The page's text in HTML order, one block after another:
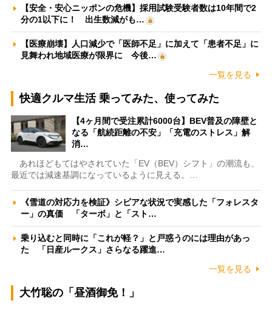
【安全・安心ニッポンの危機】採用試験受験者数は10年間で2
分の1以下に！ 出生数減がも…
【医療崩壊】人口減少で「医師不足」に加えて「患者不足」に
見舞われ地域医療が限界に 今後…
一覧を見る
快適クルマ生活 乗ってみた、使ってみた
【4ヶ月間で受注累計6000台】BEV普及の障壁と
なる「航続距離の不安」「充電のストレス」解
消…
あれほどもてはやされていた「EV（BEV）シフト」の潮流も、
最近では減速基調になっているように見える。…
《雪道の対応力を検証》シビアな状況で実感した「フォレスタ
ー」の真価 「ターボ」と「スト…
乗り込むと同時に「これが軽？」と戸惑うのには理由があっ
た 「日産ルークス」さらなる躍進…
一覧を見る
大竹聡の「昼酒御免！」